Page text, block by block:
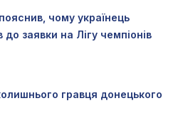
чому українець
заявки на Лігу чемпіонів
гравця донецького